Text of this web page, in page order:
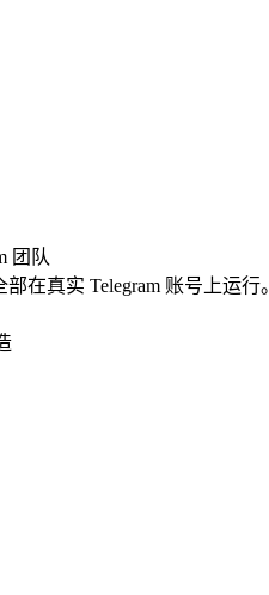
团队
真实 Telegram 账号上运行。